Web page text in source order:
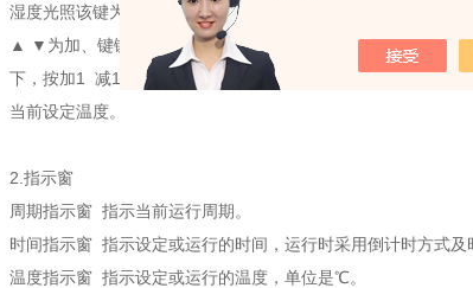
湿度光照该键为湿度
光照度切换键，在运行状态下通过该键
▲
▼ 为加、键键。在设定状态下，按该键可分别对对应的窗口
下，按加1 减1 可以加减当前运行时间，若时间减至0时，则自
当前设定温度。
2. 指示窗
周期指示窗 指示当前运行周期。
时间指示窗 指示设定或运行的时间，运行时采用倒计时方式及
温度指示窗 指示设定或运行的温度，单位是℃。